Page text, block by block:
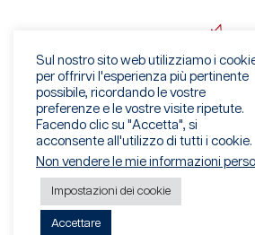
©2026 Viaflex. Tutti i diritti
Informativa sulla
Condizioni di utilizzo
Avviso di frode
Termini e condizioni di
Termini e condizioni del
Modulo per il diritto alla
Sul nostro sito web utilizziamo i
per offrirvi l'esperienza più pertinente
possibile, ricordando le vostre
preferenze e le vostre visite ripetute.
Facendo clic su "Accetta", si
acconsente all'utilizzo di tutti i cookie.
Non vendere le mie informazioni
Impostazioni dei cookie
Accettare